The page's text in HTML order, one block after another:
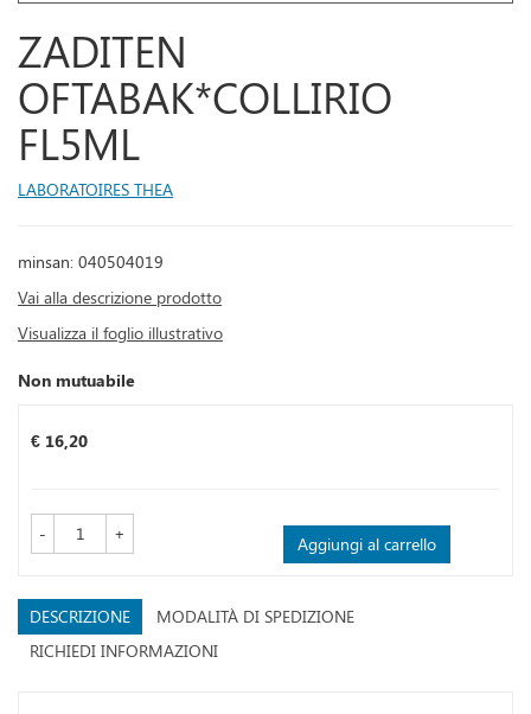
ZADITEN
OFTABAK*COLLIRIO
FL5ML
LABORATOIRES THEA
minsan: 040504019
Vai alla descrizione prodotto
Visualizza il foglio illustrativo
Non mutuabile
Prezzo
€ 16,20
- + Aggiungi al carrello
DESCRIZIONE
MODALITÀ DI SPEDIZIONE
RICHIEDI INFORMAZIONI